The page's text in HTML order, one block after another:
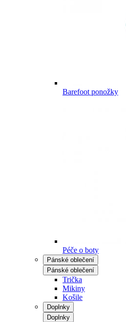
Barefoot ponožky
Péče o boty
Pánské oblečení
Pánské oblečení
Trička
Mikiny
Košile
Doplnky
Doplnky